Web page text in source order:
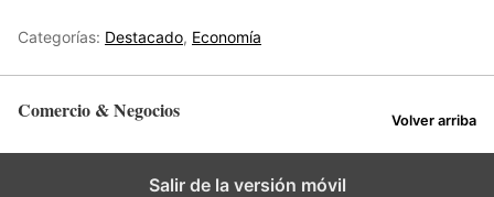
Categorías: Destacado, Economía
Comercio & Negocios Volver arriba
Salir de la versión móvil